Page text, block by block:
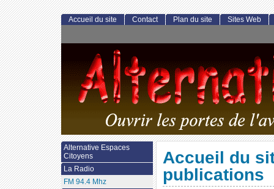
Accueil du
publications
Accueil du site Contact Plan du site Sites Web
Alternative Espaces
Citoyens
La Radio
FM 94.4 Mhz